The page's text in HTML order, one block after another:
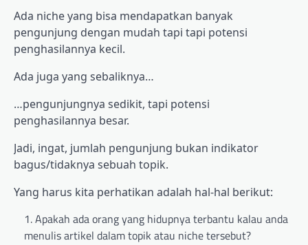
Ada niche yang bisa mendapatkan banyak
pengunjung dengan mudah tapi tapi potensi
penghasilannya kecil.
Ada juga yang sebaliknya…
…pengunjungnya sedikit, tapi potensi
penghasilannya besar.
Jadi, ingat, jumlah pengunjung bukan indikator
bagus/tidaknya sebuah topik.
Yang harus kita perhatikan adalah hal-hal berikut:
Apakah ada orang yang hidupnya terbantu kalau anda
menulis artikel dalam topik atau niche tersebut?